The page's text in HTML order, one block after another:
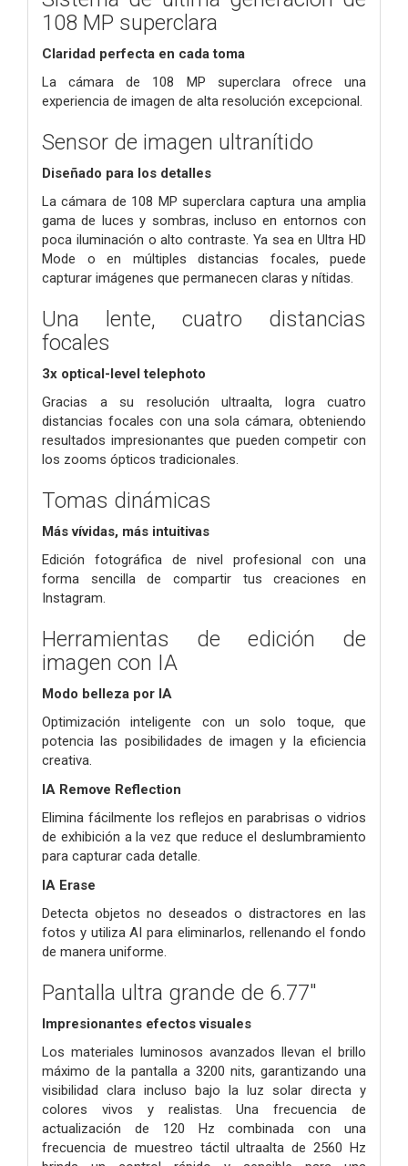
108 MP superclara
Claridad perfecta en cada toma
La cámara de 108 MP superclara ofrece una
experiencia de imagen de alta resolución excepcional.
Sensor de imagen ultranítido
Diseñado para los detalles
La cámara de 108 MP superclara captura una amplia
gama de luces y sombras, incluso en entornos con
poca iluminación o alto contraste. Ya sea en Ultra HD
Mode o en múltiples distancias focales, puede
capturar imágenes que permanecen claras y nítidas.
Una lente, cuatro distancias
focales
3x optical-level telephoto
Gracias a su resolución ultraalta, logra cuatro
distancias focales con una sola cámara, obteniendo
resultados impresionantes que pueden competir con
los zooms ópticos tradicionales.
Tomas dinámicas
Más vívidas, más intuitivas
Edición fotográfica de nivel profesional con una
forma sencilla de compartir tus creaciones en
Instagram.
Herramientas de edición de
imagen con IA
Modo belleza por IA
Optimización inteligente con un solo toque, que
potencia las posibilidades de imagen y la eficiencia
creativa.
IA Remove Reflection
Elimina fácilmente los reflejos en parabrisas o vidrios
de exhibición a la vez que reduce el deslumbramiento
para capturar cada detalle.
IA Erase
Detecta objetos no deseados o distractores en las
fotos y utiliza AI para eliminarlos, rellenando el fondo
de manera uniforme.
Pantalla ultra grande de 6.77"
Impresionantes efectos visuales
Los materiales luminosos avanzados llevan el brillo
máximo de la pantalla a 3200 nits, garantizando una
visibilidad clara incluso bajo la luz solar directa y
colores vivos y realistas. Una frecuencia de
actualización de 120 Hz combinada con una
frecuencia de muestreo táctil ultraalta de 2560 Hz